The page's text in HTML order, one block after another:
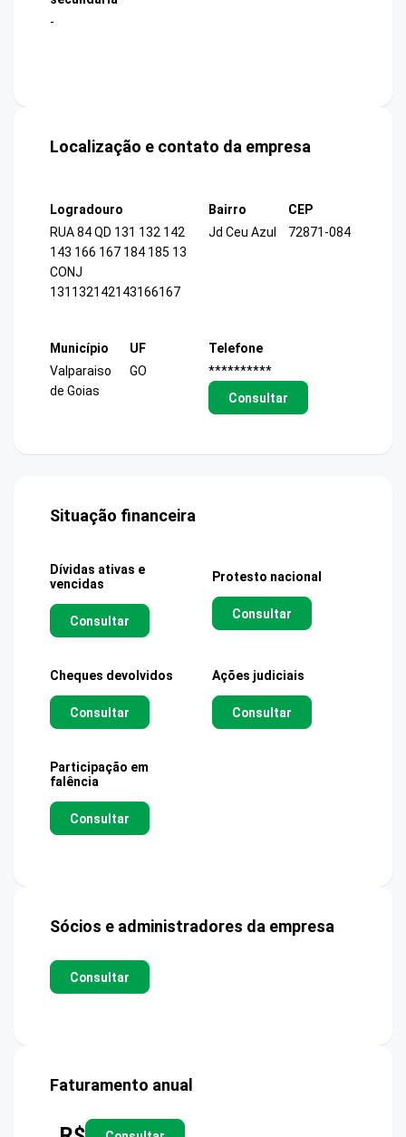
-
Localização e contato da empresa
Logradouro
RUA 84 QD 131 132 142
143 166 167 184 185 13
CONJ
131132142143166167
Bairro
Jd Ceu Azul
CEP
72871-084
Município
Valparaiso
de Goias
UF
GO
Telefone
**********
Consultar
Situação financeira
Dívidas ativas e
vencidas
Consultar
Protesto nacional
Consultar
Cheques devolvidos
Consultar
Ações judiciais
Consultar
Participação em
falência
Consultar
Sócios e administradores da empresa
Consultar
Faturamento anual